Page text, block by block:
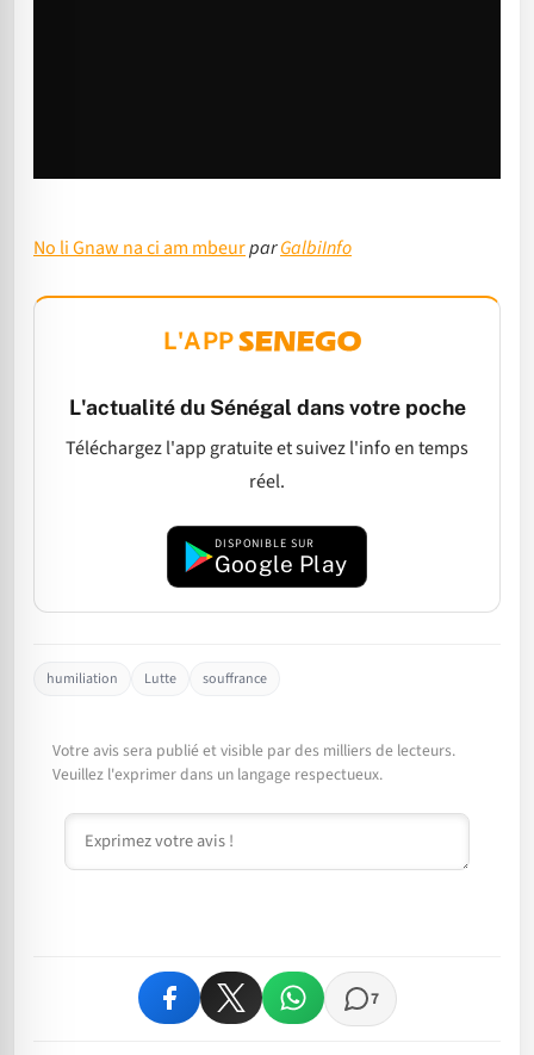
No li Gnaw na ci am mbeurparGalbiInfo
L'APP
L'actualité du Sénégal dans votre poche
Téléchargez l'app gratuite et suivez l'info en temps
réel.
DISPONIBLE SUR
Google Play
humiliation Lutte souffrance
Votre avis sera publié et visible par des milliers de lecteurs.
Veuillez l'exprimer dans un langage respectueux.
Commentaire
7